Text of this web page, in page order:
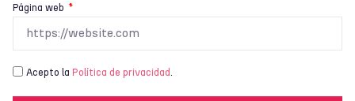
Página web
Acepto la Política de privacidad.